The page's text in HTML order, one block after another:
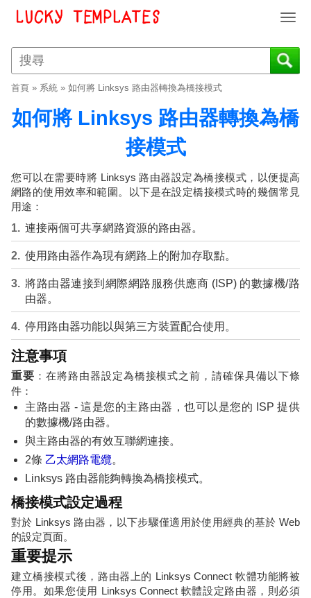
T
g
g
n
a
g
a
首頁 » 系統 » 如何將 Linksys 路由器轉換為橋接模式
如何將 Linksys 路由器轉換為橋
接模式
您可以在需要時將 Linksys 路由器設定為橋接模式，以便提高
網路的使用效率和範圍。以下是在設定橋接模式時的幾個常見
用途：
連接兩個可共享網路資源的路由器。
使用路由器作為現有網路上的附加存取點。
將路由器連接到網際網路服務供應商 (ISP) 的數據機/路
由器。
停用路由器功能以與第三方裝置配合使用。
注意事項
重要 ：在將路由器設定為橋接模式之前，請確保具備以下條
件：
主路由器 - 這是您的主路由器，也可以是您的 ISP 提供
的數據機/路由器。
與主路由器的有效互聯網連接。
2條 乙太網路電纜。
Linksys 路由器能夠轉換為橋接模式。
橋接模式設定過程
對於 Linksys 路由器，以下步驟僅適用於使用經典的基於 Web
的設定頁面。
重要提示
建立橋接模式後，路由器上的 Linksys Connect 軟體功能將被
停用。如果您使用 Linksys Connect 軟體設定路由器，則必須